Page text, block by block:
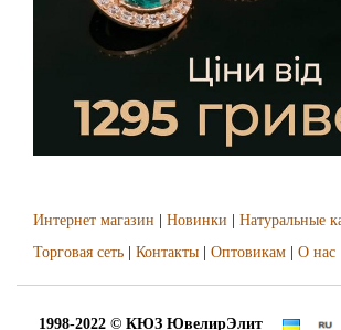
Интернет магазин Новинки Натуральные
Торговая сеть
Контакты Оптовикам О нас
1998-2022 © КЮЗ ЮвелирЭлит